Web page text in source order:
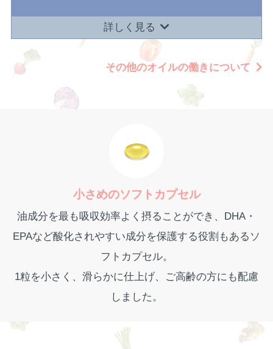
詳しく見る
その他のオイルの働きについて
小さめのソフトカプセル
油成分を最も吸収効率よく摂ることができ、DHA・
EPAなど酸化されやすい成分を保護する役割もあるソ
フトカプセル。
1粒を小さく、滑らかに仕上げ、ご高齢の方にも配慮
しました。